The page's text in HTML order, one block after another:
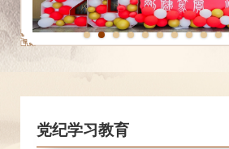
4 5 6 7 8 9 10 11 12 13
党纪学习教育